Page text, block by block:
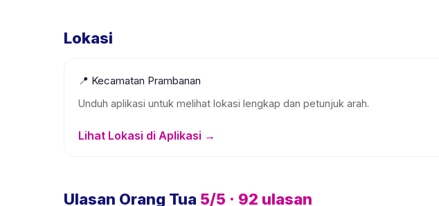
Lokasi
📍 Kecamatan Prambanan
Unduh aplikasi untuk melihat lokasi lengkap dan petunjuk arah.
Lihat Lokasi di Aplikasi →
Ulasan Orang Tua 5/5 · 92 ulasan